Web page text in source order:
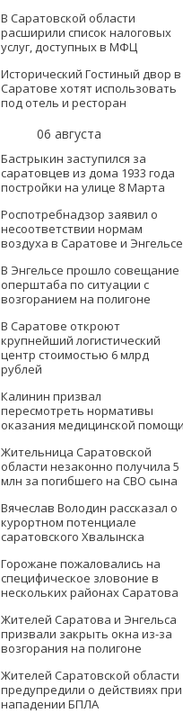
В Саратовской области
расширили список налоговых
услуг, доступных в МФЦ
Исторический Гостиный двор в
Саратове хотят использовать
под отель и ресторан
06 августа
Бастрыкин заступился за
саратовцев из дома 1933 года
постройки на улице 8 Марта
Роспотребнадзор заявил о
несоответствии нормам
воздуха в Саратове и Энгельсе
В Энгельсе прошло совещание
оперштаба по ситуации с
возгоранием на полигоне
В Саратове откроют
крупнейший логистический
центр стоимостью 6 млрд
рублей
Калинин призвал
пересмотреть нормативы
оказания медицинской помощи
Жительница Саратовской
области незаконно получила 5
млн за погибшего на СВО сына
Вячеслав Володин рассказал о
курортном потенциале
саратовского Хвалынска
Горожане пожаловались на
специфическое зловоние в
нескольких районах Саратова
Жителей Саратова и Энгельса
призвали закрыть окна из-за
возгорания на полигоне
Жителей Саратовской области
предупредили о действиях при
нападении БПЛА